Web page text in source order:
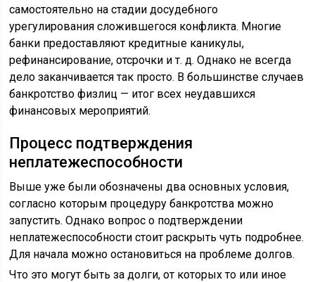
самостоятельно на стадии досудебного
урегулирования сложившегося конфликта. Многие
банки предоставляют кредитные каникулы,
рефинансирование, отсрочки и т. д. Однако не всегда
дело заканчивается так просто. В большинстве случаев
банкротство физлиц — итог всех неудавшихся
финансовых мероприятий.
Процесс подтверждения
неплатежеспособности
Выше уже были обозначены два основных условия,
согласно которым процедуру банкротства можно
запустить. Однако вопрос о подтверждении
неплатежеспособности стоит раскрыть чуть подробнее.
Для начала можно остановиться на проблеме долгов.
Что это могут быть за долги, от которых то или иное